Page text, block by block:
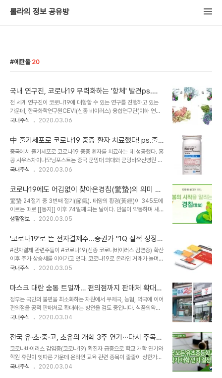
롤라의 정보 공유방
에탄올 20
국내 연구진, 코로나19 무력화하는 '항체' 발견ps.관
련수혜주 포함
전 세계 연구진이 코로나19에 대항할 수 있는 연구를 진행하고 있는
가운데, 한국화학연구원CEVI(신종 바이러스) 융합연구단(이하 연구
단)은 코로나19 치료용 항체 및 진단 개발에 활용할 수 있는 연구 진행
로나19 스파이크 단백질에 결합할 수 있다는 결과를 예측했다고 밝혔
다. 스파이크 단백질은 코로나 바이러스가 세포 내로 침입할 때 활용되
는 단백질로 연구진은 이 스파이크 단백질에 결합할 수 있는 항체를 예
측한 것이다. 항체는 인체에 침입하는 바이러스를 무력화하기 위해 우
리 몸의 면역반응이 만든 일종의 무기다. 연구단은 코로나19의 유전체
르스 중화항체가 코로나19에 결합..
국내주식 2020.03.06
中 줄기세포로 코로나19 중증 환자 치료했다! ps.줄
기세포 수혜주 모음
중국에서 줄기세포로 코로나19 중증 환자를 치료하는 데 성공했다. 홍
콩 사우스차이나모닝포스트는 중국 쿤밍대 의대와 쿤밍바오산병원 연
구팀이 코로나19 감염으로 장기 손상까지 나타난 65세 중증 환자를
일 보도했다. 줄기세포를 첫 투여한 지 4일 만인 지난 13일, 환자는 침
대에서 일어나 가까운 거리를 산책할 수 있을 정도로 회복했다. 연구팀
은 15일 환자에게 세 번째로 줄기세포를 투여했다. 이후 환자는 중환
자실에서 일반 병동으로 이동했다. 증상이 거의 사라졌고, 코로나19
검사에서 음성 판정을 받았다. 줄기세포는 신체를 구성하는 모든 세포
손상 질환 치료와 희귀병, 난치성 질..
국내주식 2020.03.06
코로나19에도 어김없이 찾아온경칩(驚蟄)의 의미 및
유래
驚蟄 24절기 중 3번째 절기(節氣). 태양의 황경(黃經)이 345도에
이르는 때로 [[동지]] 이후 74일째 되는 날이다. 만물이 약동하며 새
로운 생명이 생기며 동면하던 동물이 땅속에서 깨어난다는 뜻으로[*
서 초목의 싹이 돋기 시작한다. 양력으로는 3월 6일경부터 [[춘분]]전
까지, 음력으로는 이월절(二月節)이다. 본래는 계칩(啓蟄)이지만 한
경제의 이름을 [[피휘]]하기 위해 변경되었고 오랜 시간이 지나 경칩으
로 정착된 것이다. 한자 문화권인 일본에서는 그대로 계칩이라고 한다.
글자 그대로 날씨가 따뜻해져 땅속에 들어가서 [[동면]]을 하던 곤충과
다. [[개구리]]들과 ..
생활정보 2020.03.05
'코로나19'로 뜬 전자결제주...증권가 "1Q 실적 성장
가능!! 관련 수혜주 정리
#전자결제 관련주들이 #코로나19(신종 코로나바이러스 감염증) 확산
이후 주가 상승세를 이어가고 있다. 코로나19로 온라인 거래가 늘며,
결제를 중개하는 기업들이 수혜를 누릴 것이란 기대감에서다. #핸드
업체들. 국내 #인터넷쇼핑, #모바일뱅킹 등의 #전자상거래 활성화와
#모바일게임, #이러닝, #디지털음원 등 #디지털콘텐츠 시장의 성장
세를 바탕으로 성장하고 있음. 특히, 정부가 #핀테크 사업을 적극적으
로 육성할 것이라는 의지를 보이면서 시장에서 재부각되고 있음. 종목
명 #크루셜텍 #인포바인 #LG유플러스 #KG모빌리언스 #지와이커
I&C #KG이니시스
국내주식 2020.03.05
마스크 대란 숨통 트일까… 편의점까지 판매처 확대
검토 !! 편의점 수혜주 정리
정부는 국민의 불편을 최소화하는 차원에서 우체국, 농협, 약국에 이어
편의점을 공적 판매처로 확대하는 방안을 검토 중입니다. 식품의약품
안전처가 이번주 안으로 추가 #마스크 수급계획을 발표할 예정인 가
다. 편의점주는 주로 도로변이나 주택가 등 이용하기 편리한 곳에 입지
하여 식료품을 중심으로 다품종 상품을 소량으로 판매하는 점포로, 대
부분 프랜차이즈의 가맹점 형태로 운영되고 있음. 연중 무휴, 24시간
이용할 수 있는 편의성에 더해 최근 1~2인 가구 증가에 따른 소비 문
화 패턴의 변화로 편의점에 대한 이용 수요가 증가하고 있습니다. 종목
국내주식 2020.03.04
전국 유·초·중·고, 초유의 개학 3주 연기···다시 주목
받는 원격 교육 관련주 정리
코로나바이러스 감염증(코로나19) 확진자 급증으로 학교 개학 연기와
학원 휴원이 잇따른 가운데 온라인 교육 관련 종목이 줄줄이 상한가를
기록했습니다. 또한 대구에서는 코로나19 확진자가 무더기로 나오자
국내주식 2020.03.04